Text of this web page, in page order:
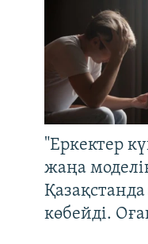
"Еркектер
жаңа
көбейді.